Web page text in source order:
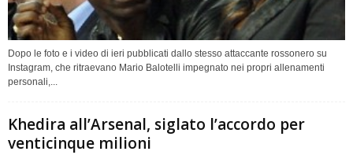
Dopo le foto e i video di ieri pubblicati dallo stesso attaccante rossonero su
Instagram, che ritraevano Mario Balotelli impegnato nei propri allenamenti
personali,...
Khedira all’Arsenal, siglato l’accordo per
venticinque milioni